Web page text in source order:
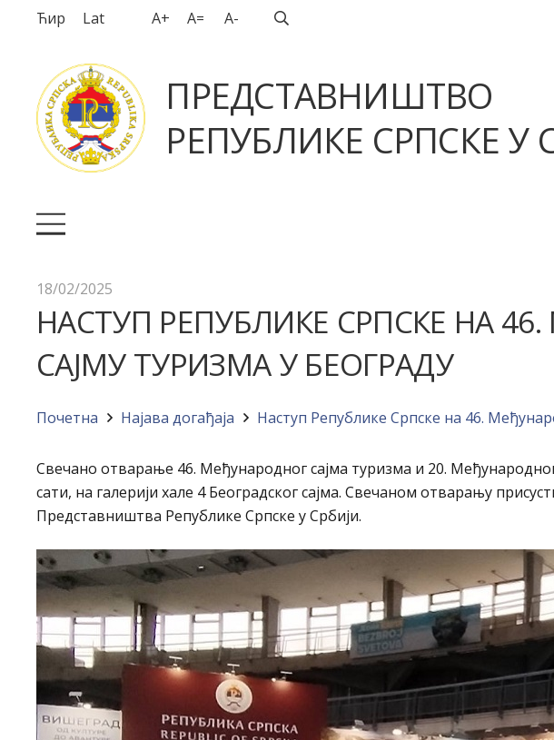
Ћир Lat A+ A= A-
ПРЕДСТАВНИШТВО
РЕПУБЛИКЕ СРПСКЕ У
18/02/2025
НАСТУП РЕПУБЛИКЕ СРПСКЕ НА
САЈМУ ТУРИЗМА У БЕОГРАДУ
Почетна Најава догађајa Наступ Републике Српске на 46.
Свечано отварање 46. Међународног сајма туризма и 20. Међународног
сати, на галерији хале 4 Београдског сајма. Свечаном отварању
Представништва Републике Српске у Србији.